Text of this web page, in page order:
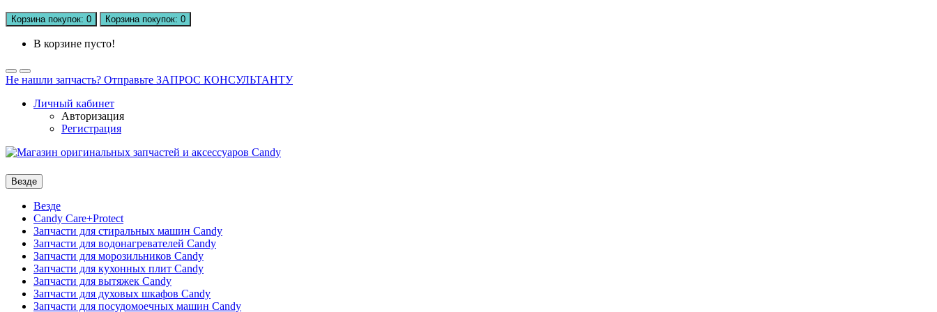
Корзинапокупок: 0 Корзинапокупок: 0
В корзине пусто!
Не нашли запчасть? Отправьте ЗАПРОС КОНСУЛЬТАНТУ
Личный кабинет
Авторизация
Регистрация
Везде
Везде
Candy Care+Protect
Запчасти для стиральных машин Candy
Запчасти для водонагревателей Candy
Запчасти для морозильников Candy
Запчасти для кухонных плит Candy
Запчасти для вытяжек Candy
Запчасти для духовых шкафов Candy
Запчасти для посудомоечных машин Candy